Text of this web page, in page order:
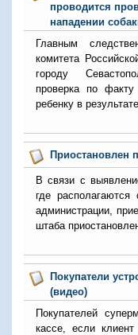
проводится
нападении
Главным
комитета
городу
проверка по факту
ребенку в
Приостановлен
В связи с
где
администрации,
штаба
Покупатели
(видео)
Покупателей
кассе, если